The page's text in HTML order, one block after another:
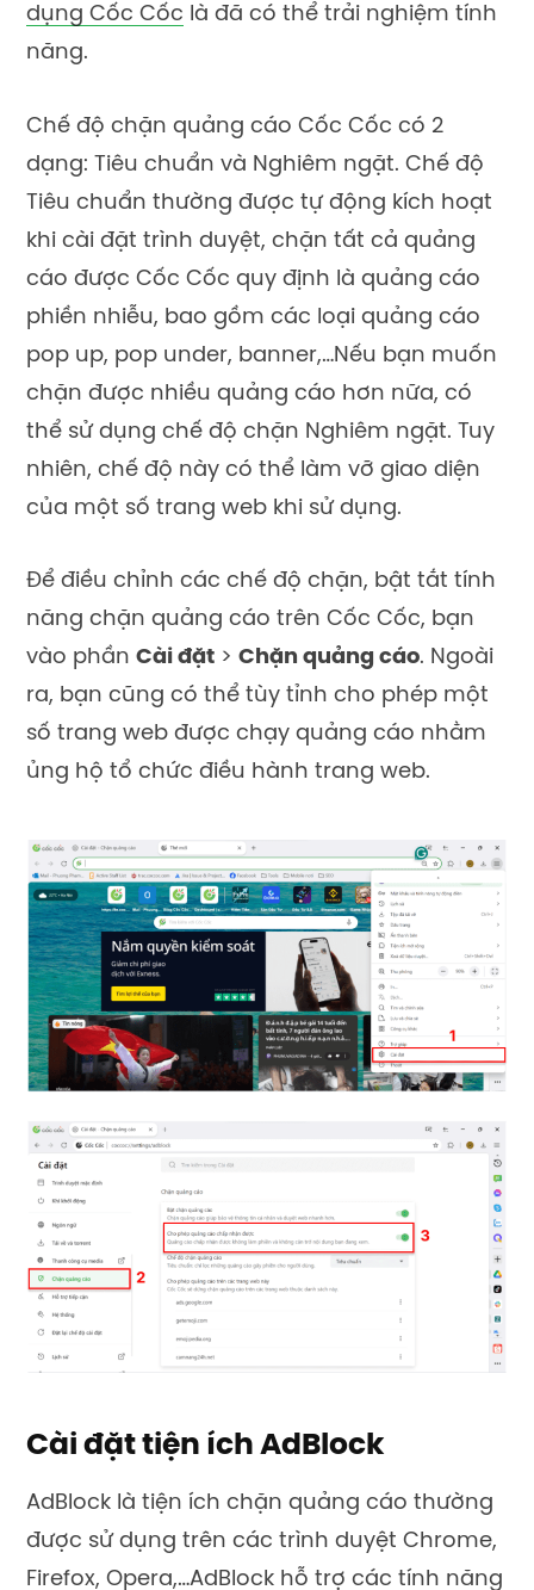
dụng Cốc Cốc là đã có thể trải nghiệm tính
năng.
Chế độ chặn quảng cáo Cốc Cốc có 2
dạng: Tiêu chuẩn và Nghiêm ngặt. Chế độ
Tiêu chuẩn thường được tự động kích hoạt
khi cài đặt trình duyệt, chặn tất cả quảng
cáo được Cốc Cốc quy định là quảng cáo
phiền nhiễu, bao gồm các loại quảng cáo
pop up, pop under, banner,…Nếu bạn muốn
chặn được nhiều quảng cáo hơn nữa, có
thể sử dụng chế độ chặn Nghiêm ngặt. Tuy
nhiên, chế độ này có thể làm vỡ giao diện
của một số trang web khi sử dụng.
Để điều chỉnh các chế độ chặn, bật tắt tính
năng chặn quảng cáo trên Cốc Cốc, bạn
vào phần Cài đặt > Chặn quảng cáo. Ngoài
ra, bạn cũng có thể tùy tỉnh cho phép một
số trang web được chạy quảng cáo nhằm
ủng hộ tổ chức điều hành trang web.
Cài đặt tiện ích AdBlock
AdBlock là tiện ích chặn quảng cáo thường
được sử dụng trên các trình duyệt Chrome,
Firefox, Opera,…AdBlock hỗ trợ các tính năng